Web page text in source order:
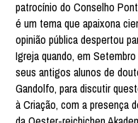
patrocínio do Conselho
é um tema que apaixona
opinião pública despertou
Igreja quando, em
seus antigos alunos de
Gandolfo, para discutir
à Criação, com a presença